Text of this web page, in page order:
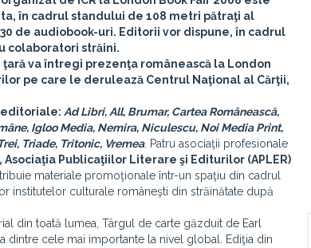
în cadrul standului de 108 metri pătraţi al
de audiobook-uri. Editorii vor dispune, în cadrul
colaboratori străini.
va întregi prezenţa românească la London
pe care le derulează Centrul Naţional al Cărţii,
editoriale: Ad Libri, All, Brumar, Cartea Românească,
Igloo Media, Nemira, Niculescu, Noi Media Print,
Triade, Tritonic, Vremea. Patru asociaţii profesionale
Publicaţiilor Literare şi Editurilor (APLER)
materiale promoţionale într-un spaţiu din cadrul
institutelor culturale româneşti din străinătate după
din toată lumea, Târgul de carte găzduit de Earl
dintre cele mai importante la nivel global. Ediţia din